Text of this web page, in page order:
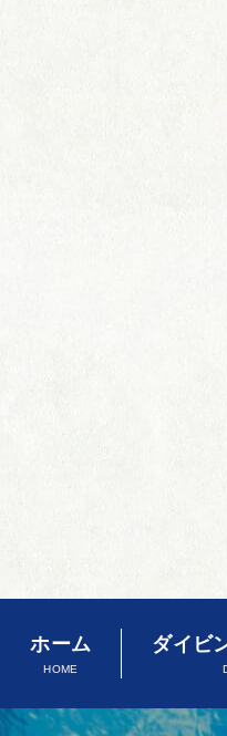
ホーム
HOME
ダイビ